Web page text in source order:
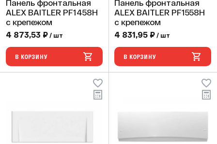
Панель фронтальная
ALEX BAITLER PF1458H
с крепежом
4 873,53 ₽ / шт
В КОРЗИНУ
Панель фронтальная
ALEX BAITLER PF1558H
с крепежом
4 831,95 ₽ / шт
В КОРЗИНУ